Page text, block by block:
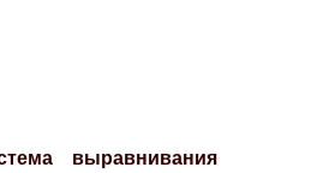
выравнивания